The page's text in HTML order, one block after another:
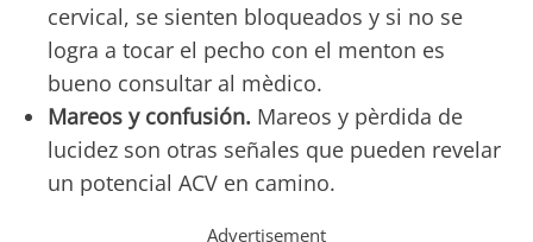
cervical, se sienten bloqueados y si no se
logra a tocar el pecho con el menton es
bueno consultar al mèdico.
Mareos y confusión. Mareos y pèrdida de
lucidez son otras señales que pueden revelar
un potencial ACV en camino.
Advertisement